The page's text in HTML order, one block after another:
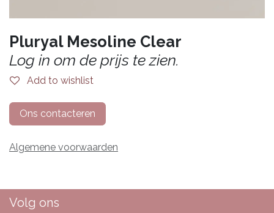
Pluryal Mesoline Clear
Log in om de prijs te zien.
Add to wishlist
Ons contacteren
Algemene voorwaarden
Volg ons